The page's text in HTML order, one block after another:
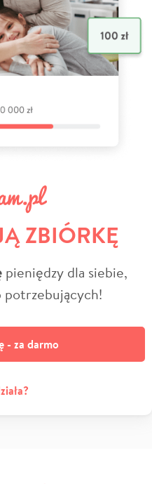
ZBIÓRKĘ
pieniędzy dla siebie,
potrzebujących!
- za darmo